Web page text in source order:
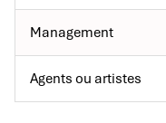
Management
Agents ou artistes